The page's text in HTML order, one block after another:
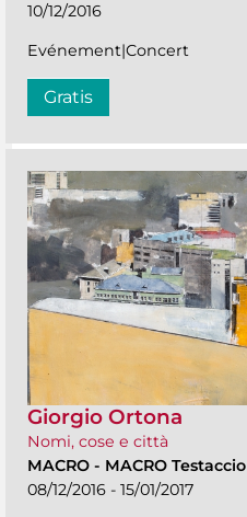
10/12/2016
Evénement|Concert
Gratis
Giorgio Ortona
Nomi, cose e città
MACRO - MACRO Testaccio
08/12/2016 - 15/01/2017